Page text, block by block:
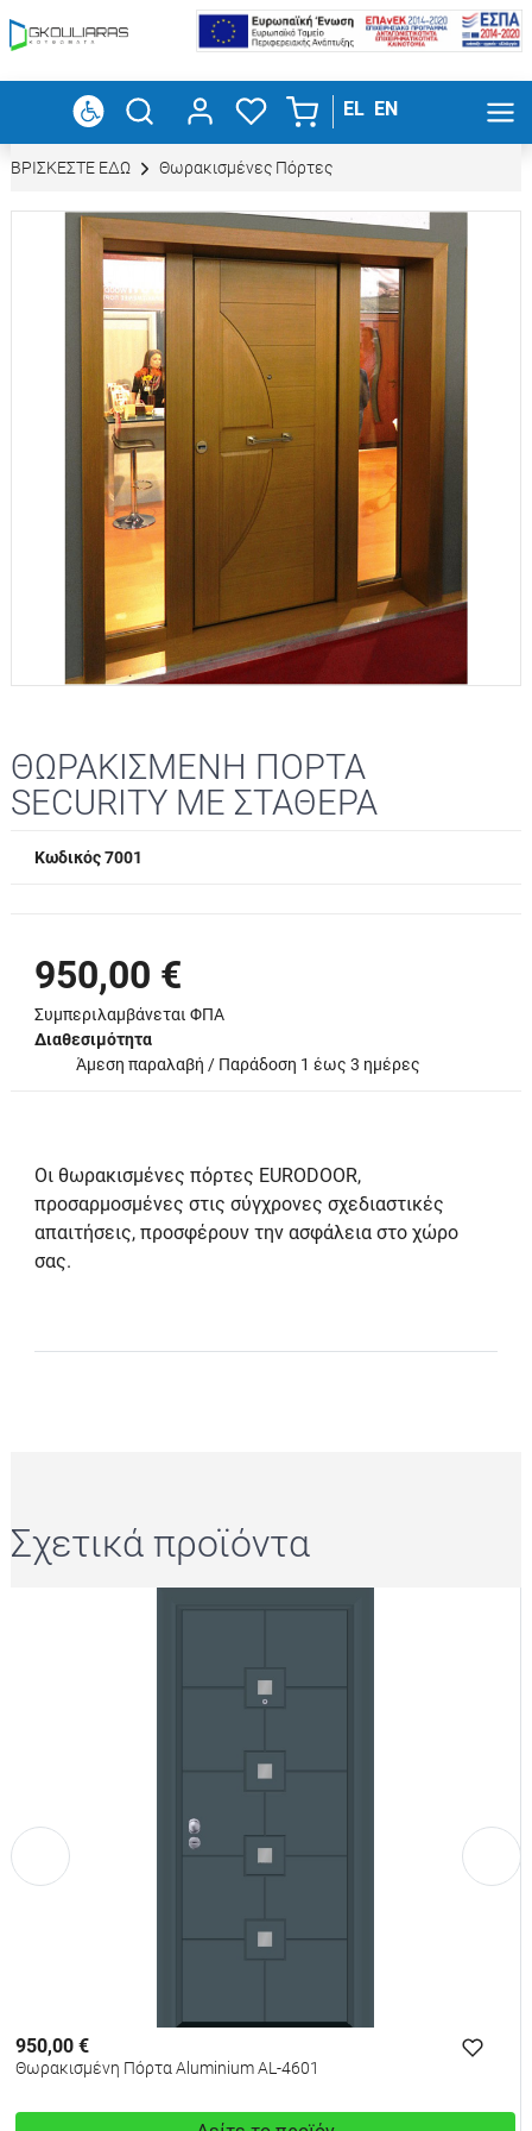
EL EN
BΡΙΣΚΕΣΤΕ ΕΔΩ Θωρακισμένες Πόρτες
ΘΩΡΑΚΙΣΜΕΝΗ ΠΟΡΤΑ
SECURITY ΜΕ ΣΤΑΘΕΡΑ
Κωδικός 7001
950,00 €
Συμπεριλαμβάνεται ΦΠΑ
Διαθεσιμότητα
Άμεση παραλαβή / Παράδoση 1 έως 3 ημέρες
Οι θωρακισμένες πόρτες EURODOOR,
προσαρμοσμένες στις σύγχρονες σχεδιαστικές
απαιτήσεις, προσφέρουν την ασφάλεια στο χώρο
σας.
Σχετικά προϊόντα
950,00 €
Θωρακισμένη Πόρτα Aluminium AL-4601